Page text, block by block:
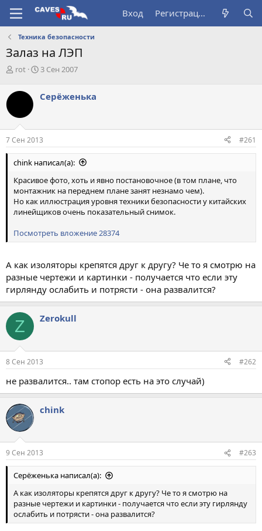
Вход Регистрация
Техника безопасности
Залаз на ЛЭП
А
т
т
е
м
ы
rot
Д
а
ч
а
л
а
3 Сен 2007
Серёженька
7 Сен 2013 #261
chink написал(а):
Красивое фото, хоть и явно постановочное (в том плане, что
монтажник на переднем плане занят незнамо чем).
Но как иллюстрация уровня техники безопасности у китайских
линейщиков очень показательный снимок.
Посмотреть вложение 28374
А как изоляторы крепятся друг к другу? Че то я смотрю на
разные чертежи и картинки - получается что если эту
гирлянду ослабить и потрясти - она развалится?
Z Zerokull
8 Сен 2013 #262
не развалится.. там стопор есть на это случай)
chink
9 Сен 2013 #263
Серёженька написал(а):
А как изоляторы крепятся друг к другу? Че то я смотрю на
разные чертежи и картинки - получается что если эту гирлянду
ослабить и потрясти - она развалится?